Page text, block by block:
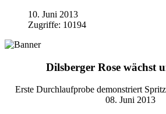
10. Juni 2013
Zugriffe: 10194
Dilsberger Rose wächst
Erste Durchlaufprobe demonstriert
08. Juni 2013